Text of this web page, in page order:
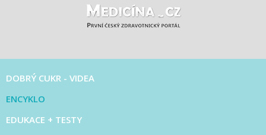
DOBRÝ CUKR - VIDEA
ENCYKLO
EDUKACE + TESTY